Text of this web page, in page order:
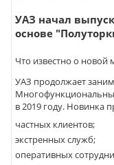
УАЗ начал
основе
Что известно о новой
УАЗ продолжает
в 2019 году. Новинка
частных клиентов;
экстренных служб;
оперативных